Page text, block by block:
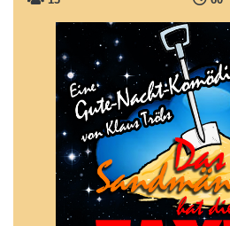
Das Sandmännchen
Der Job als Sandmännchen
was er mal